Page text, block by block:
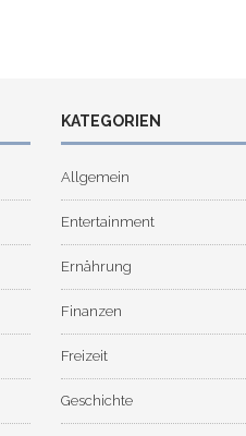
KATEGORIEN
Allgemein
Entertainment
Ernährung
Finanzen
Freizeit
Geschichte